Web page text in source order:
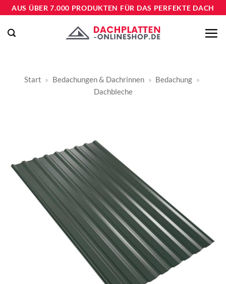
Zum
springen
AUS ÜBER 7.000 PRODUKTEN FÜR DAS PERFEKTE DACH
Start » Bedachungen & Dachrinnen » Bedachung »
Dachbleche